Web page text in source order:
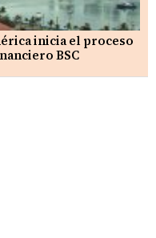
inicia el proceso
BSC